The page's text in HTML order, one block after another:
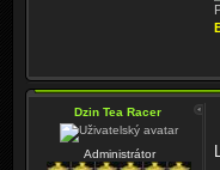
Dzin Tea Racer
Administrátor